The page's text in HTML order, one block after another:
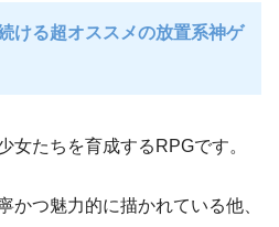
ける超オススメの放置系神ゲ
女たちを育成するRPGです。
かつ魅力的に描かれている他、